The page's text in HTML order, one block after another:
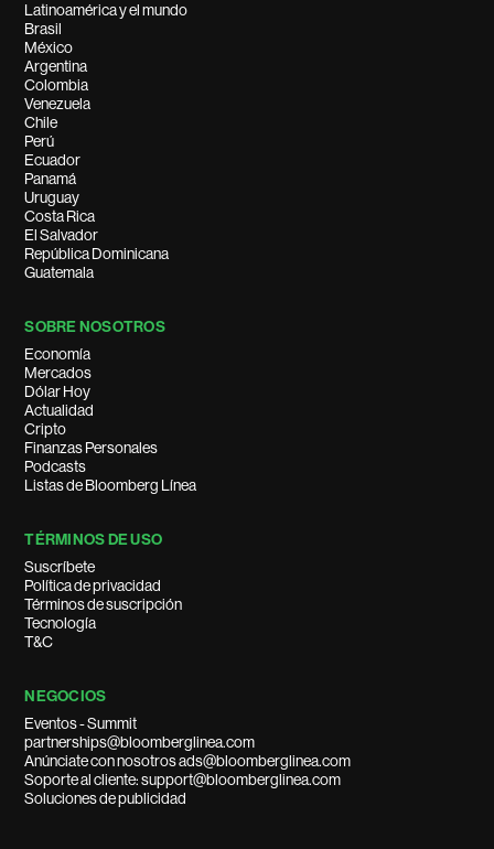
Latinoamérica y el mundo
Brasil
México
Argentina
Colombia
Venezuela
Chile
Perú
Ecuador
Panamá
Uruguay
Costa Rica
El Salvador
República Dominicana
Guatemala
SOBRE NOSOTROS
Economía
Mercados
Dólar Hoy
Actualidad
Cripto
Finanzas Personales
Podcasts
Listas de Bloomberg Línea
TÉRMINOS DE USO
Suscríbete
Política de privacidad
Términos de suscripción
Tecnología
T&C
NEGOCIOS
Eventos - Summit
partnerships@bloomberglinea.com
Anúnciate con nosotros ads@bloomberglinea.com
Soporte al cliente: support@bloomberglinea.com
Soluciones de publicidad